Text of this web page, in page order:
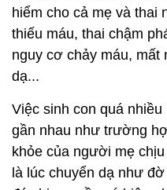
hiểm cho cả mẹ và thai
thiếu máu, thai chậm
nguy cơ chảy máu, mất
dạ...
Việc sinh con quá
gần nhau như trường
khỏe của người mẹ
là lúc chuyển dạ như